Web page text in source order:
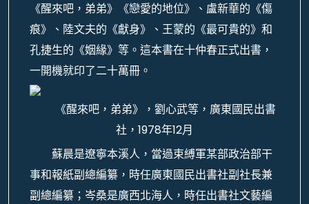
《醒來吧，弟弟》《戀愛的地位》、盧新華的《傷
痕》、陸文夫的《獻身》、王蒙的《最可貴的》和
孔捷生的《姻緣》等。這本書在十仲春正式出書，
一開機就印了二十萬冊。
《醒來吧，弟弟》，劉心武等，廣東國民出書
社，1978年12月
蘇晨是遼寧本溪人，當過束縛軍某部政治部干
事和報紙副總編纂，時任廣東國民出書社副社長兼
副總編纂；岑桑是廣西北海人，時任出書社文藝編